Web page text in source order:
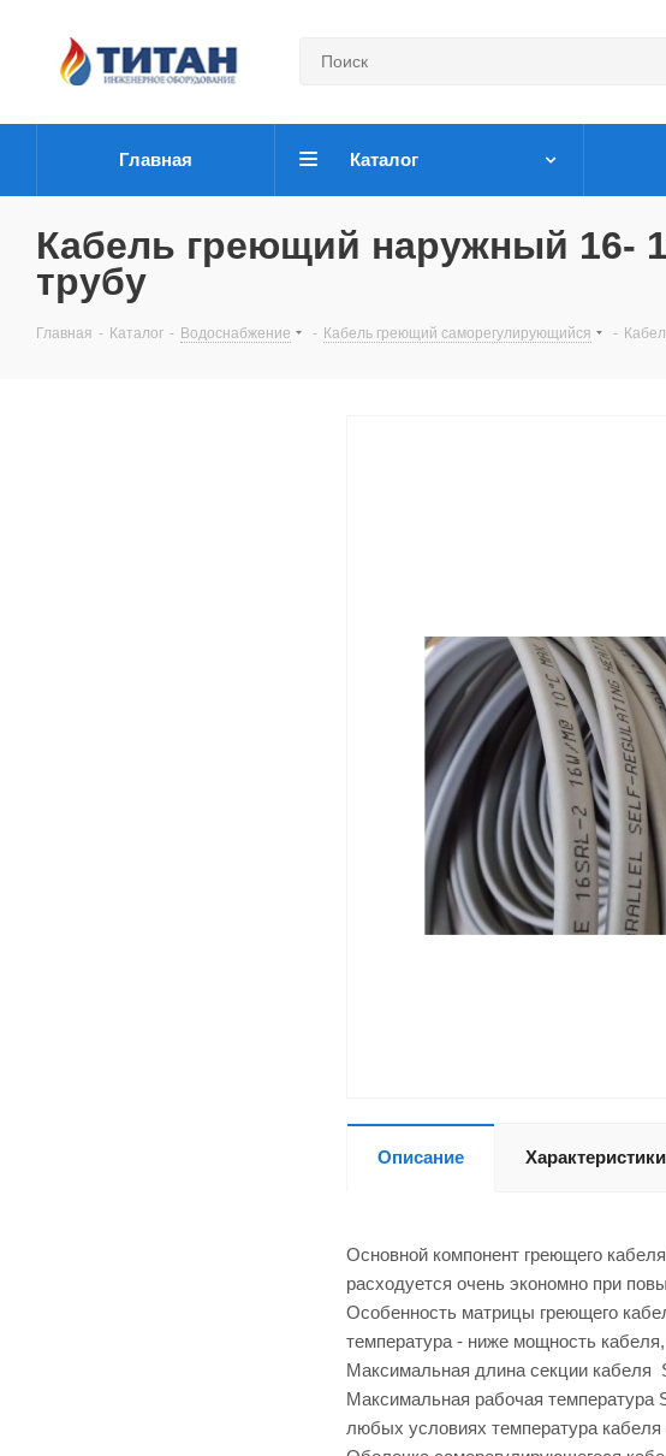
Главная Каталог
Кабель греющий наружный 16-
трубу
Главная - Каталог - Водоснабжение - Кабель греющий саморегулирующийся -
Описание Характеристики
Основной компонент греющего
расходуется очень экономно при
Особенность матрицы греющего
температура - ниже мощность
Максимальная длина секции кабеля
Максимальная рабочая температура
любых условиях температура